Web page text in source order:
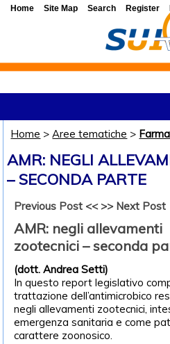
Home >Aree tematiche >
AMR: NEGLI
– SECONDA PARTE
Previous Post << >> Next Post
AMR: negli allevamenti
zootecnici – seconda
(dott. Andrea Setti)
In questo report legislativo
trattazione dell’antimicrobico
negli allevamenti zootecnici,
emergenza sanitaria e come
carattere zoonosico.
Home Site Map Search Register